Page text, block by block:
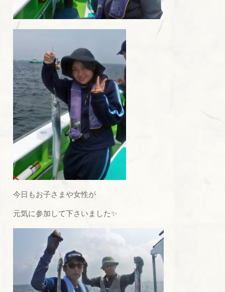
今日もお子さまや女性が
元気に参加して下さいました✨